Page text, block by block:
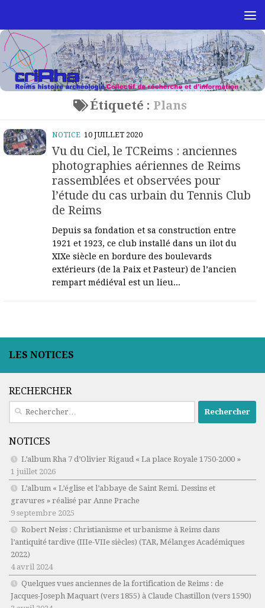
Étiqueté : Plans
NOTICE 10 JUILLET 2020
Vu du Ciel, le TCReims : anciennes
photographies aériennes de Reims
rassemblées et observées pour
l’étude du cas urbain du Tennis Club
de Reims
Depuis sa fondation et sa construction entre
1921 et 1923, ce club installé dans un ilot du
XIXe siècle en bordure des boulevards
extérieurs (de la Paix et Pasteur) de l’ancien
rempart médiéval est un lieu...
LES NOTICES
RECHERCHER
Rechercher :
NOTICES
L’album Rha 7 d’Olivier Rigaud « La place Royale 1750-2000 »
1 juillet 2026
L’album « L’église et l’abbaye de Saint Remi. Dessins et
gravures » réalisé par Anne Prache
9 septembre 2025
Robert Neiss : Christianisme et urbanisme à Reims dans
l’antiquité tardive (IIIe-VIIe siècles) (TAR, Mélanges Académiques
2022)
4 avril 2024
Quelques vues anciennes de la fortification de Reims : de
Jacques-Joseph Maquart (vers 1855) à Claude Chastillon (vers 1590)